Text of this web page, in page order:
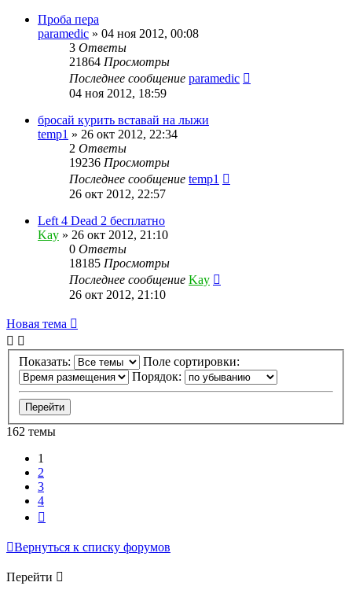
Проба пера
paramedic » 04 ноя 2012, 00:08
3 Ответы
21864 Просмотры
Последнее сообщение paramedic
04 ноя 2012, 18:59
бросай курить вставай на лыжи
temp1 » 26 окт 2012, 22:34
2 Ответы
19236 Просмотры
Последнее сообщение temp1
26 окт 2012, 22:57
Left 4 Dead 2 бесплатно
Kay » 26 окт 2012, 21:10
0 Ответы
18185 Просмотры
Последнее сообщение Kay
26 окт 2012, 21:10
Новая тема
Показать:
Поле сортировки:
Порядок:
162 темы
1
2
3
4
Вернуться к списку форумов
Перейти